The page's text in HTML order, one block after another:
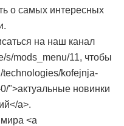
о самых интересных
на наш канал
s/mods_menu/11, чтобы
technologies/kofejnja-
">актуальные новинки
a>.
мира <a